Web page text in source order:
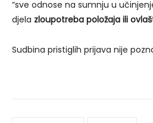
“sve odnose na sumnju u
djela zloupotreba položaja ili
Sudbina pristiglih prijava nije